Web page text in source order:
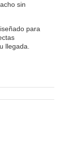
sin
para
llegada.